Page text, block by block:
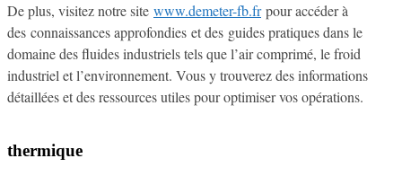
De plus, visitez notre site www.demeter-fb.frpour accéder à
des connaissances approfondies et des guides pratiques dans le
domaine des fluides industriels tels que l’air comprimé, le froid
industriel et l’environnement. Vous y trouverez des informations
détaillées et des ressources utiles pour optimiser vos opérations.
thermique